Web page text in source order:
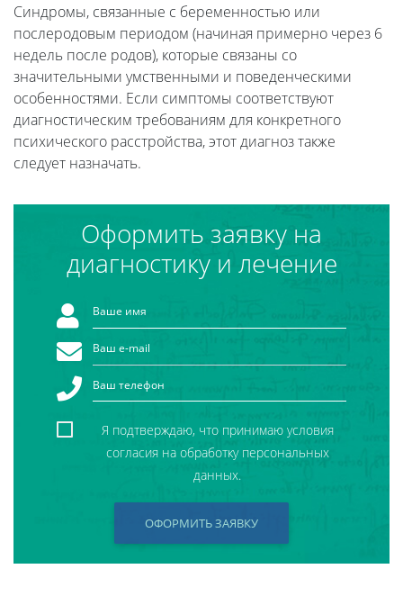
Синдромы, связанные с беременностью или
послеродовым периодом (начиная примерно через 6
недель после родов), которые связаны со
значительными умственными и поведенческими
особенностями. Если симптомы соответствуют
диагностическим требованиям для конкретного
психического расстройства, этот диагноз также
следует назначать.
Оформить заявку на
диагностику и лечение
Я подтверждаю, что принимаю условия
согласия на обработку персональных
данных.
ОФОРМИТЬ ЗАЯВКУ